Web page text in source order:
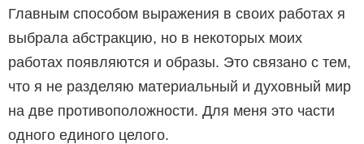
Главным способом выражения в своих работах я
выбрала абстракцию, но в некоторых моих
работах появляются и образы. Это связано с тем,
что я не разделяю материальный и духовный мир
на две противоположности. Для меня это части
одного единого целого.